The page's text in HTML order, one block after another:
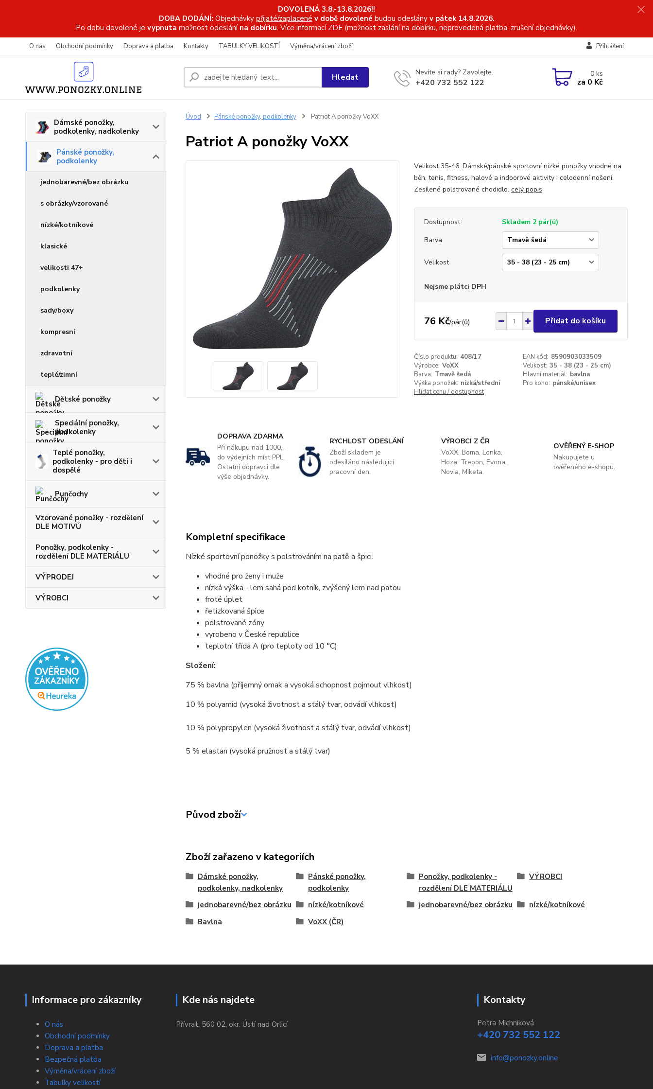
DOVOLENÁ 3.8.-13.8.2026!!
DOBA DODÁNÍ: Objednávky přijaté/zaplacené v době dovolené budou odeslány v pátek 14.8.2026.
Po dobu dovolené je vypnuta možnost odeslání na dobírku. Více informací ZDE (možnost zaslání na dobírku, neprovedená platba, zrušení objednávky).
O nás Obchodní podmínky Doprava a platba Kontakty TABULKY VELIKOSTÍ Výměna/vrácení zboží Přihlášení
Hledat Nevíte si rady? Zavolejte.
+420 732 552 122
0ks
za 0 Kč
Dámské ponožky,
podkolenky, nadkolenky
Pánské ponožky,
podkolenky
jednobarevné/bez obrázku
s obrázky/vzorované
nízké/kotníkové
klasické
velikosti 47+
podkolenky
sady/boxy
kompresní
zdravotní
teplé/zimní
Dětské ponožky
Speciální ponožky,
podkolenky
Teplé ponožky,
podkolenky - pro děti i
dospělé
Punčochy
Vzorované ponožky - rozdělení
DLE MOTIVŮ
Ponožky, podkolenky -
rozdělení DLE MATERIÁLU
VÝPRODEJ
VÝROBCI
Úvod Pánské ponožky, podkolenky Patriot A ponožky VoXX
Patriot A ponožky VoXX
Velikost 35-46. Dámské/pánské sportovní nízké ponožky vhodné na
běh, tenis, fitness, halové a indoorové aktivity i celodenní nošení.
Zesílené polstrované chodidlo. celý popis
Dostupnost
Skladem 2 pár(ů)
Barva
Velikost
Nejsme plátci DPH
76 Kč/pár(ů) Přidat do košíku
Číslo produktu: 408/17 EAN kód: 8590903033509
Výrobce: VoXX Velikost: 35 - 38 (23 - 25 cm)
Barva: Tmavě šedá Hlavní materiál: bavlna
Výška ponožek: nízká/střední Pro koho: pánské/unisex
Hlídat cenu / dostupnost
DOPRAVA ZDARMA
Při nákupu nad 1000,-
do výdejních míst PPL.
Ostatní dopravci dle
výše objednávky.
RYCHLOST ODESLÁNÍ
Zboží skladem je
odesíláno následující
pracovní den.
VÝROBCI Z ČR
VoXX, Boma, Lonka,
Hoza, Trepon, Evona,
Novia, Miketa.
OVĚŘENÝ E-SHOP
Nakupujete u
ověřeného e-shopu.
Kompletní specifikace
Nízké sportovní ponožky s polstrováním na patě a špici.
vhodné pro ženy i muže
nízká výška - lem sahá pod kotník, zvýšený lem nad patou
froté úplet
řetízkovaná špice
polstrované zóny
vyrobeno v České republice
teplotní třída A (pro teploty od 10 °C)
Složení:
75 % bavlna (příjemný omak a vysoká schopnost pojmout vlhkost)
10 % polyamid (vysoká životnost a stálý tvar, odvádí vlhkost)
10 % polypropylen (vysoká životnost a stálý tvar, odvádí vlhkost)
5 % elastan (vysoká pružnost a stálý tvar)
Původ zboží
Zboží zařazeno v kategoriích
Dámské ponožky,
podkolenky, nadkolenky
Pánské ponožky,
podkolenky
Ponožky, podkolenky -
rozdělení DLE MATERIÁLU
VÝROBCI
jednobarevné/bez obrázku nízké/kotníkové jednobarevné/bez obrázku
nízké/kotníkové
Bavlna
VoXX (ČR)
Informace pro zákazníky
O nás
Obchodní podmínky
Doprava a platba
Bezpečná platba
Výměna/vrácení zboží
Tabulky velikostí
Kde nás najdete
Přívrat, 560 02, okr. Ústí nad Orlicí
Kontakty
Petra Michniková
+420 732 552 122
info@ponozky.online